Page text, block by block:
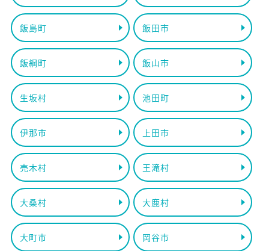
飯島町 飯田市
飯綱町 飯山市
生坂村 池田町
伊那市 上田市
売木村 王滝村
大桑村 大鹿村
大町市 岡谷市